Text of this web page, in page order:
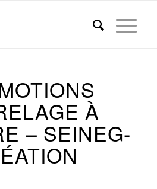
À
– SEINEG-